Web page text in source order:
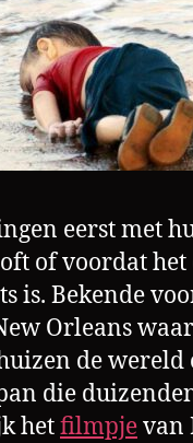
eerst met
of voordat het
is. Bekende
Orleans
de wereld
die
hetfilmpjevan